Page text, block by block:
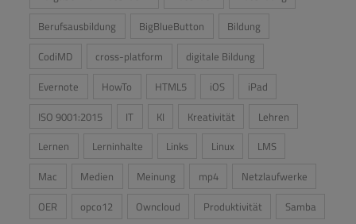
Berufsausbildung
BigBlueButton
Bildung
CodiMD
cross-platform
digitale Bildung
Evernote
HowTo HTML5 iOS
iPad
ISO 9001:2015
IT KI Kreativität
Lehren
Lernen
Lerninhalte Links Linux
LMS
Mac
Medien Meinung mp4
Netzlaufwerke
OER
opco12 Owncloud Produktivität
Samba